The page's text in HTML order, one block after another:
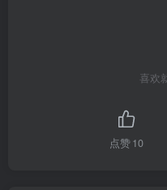
的删改，从而使后人和风水术
理性。这也就是前言开始时所
库全书自清乾隆四十八年
喜欢
点赞10